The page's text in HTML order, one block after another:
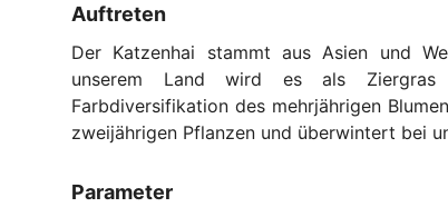
Auftreten
Der Katzenhai stammt aus Asien und
unserem Land wird es als Ziergras
Farbdiversifikation des mehrjährigen
zweijährigen Pflanzen und überwintert bei
Parameter